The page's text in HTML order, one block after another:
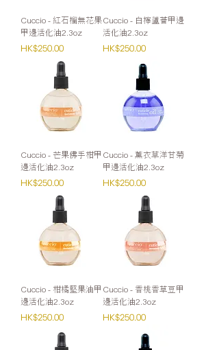
Cuccio - 紅石榴無花果
甲邊活化油2.3oz
價格
HK$250.00
Cuccio - 白檸蘆薈甲邊
活化油2.3oz
價格
HK$250.00
Cuccio - 芒果佛手柑甲
邊活化油2.3oz
價格
HK$250.00
Cuccio - 薰衣草洋甘菊
甲邊活化油2.3oz
價格
HK$250.00
Cuccio - 柑橘堅果油甲
邊活化油2.3oz
價格
HK$250.00
Cuccio - 香桃香草豆甲
邊活化油2.3oz
價格
HK$250.00